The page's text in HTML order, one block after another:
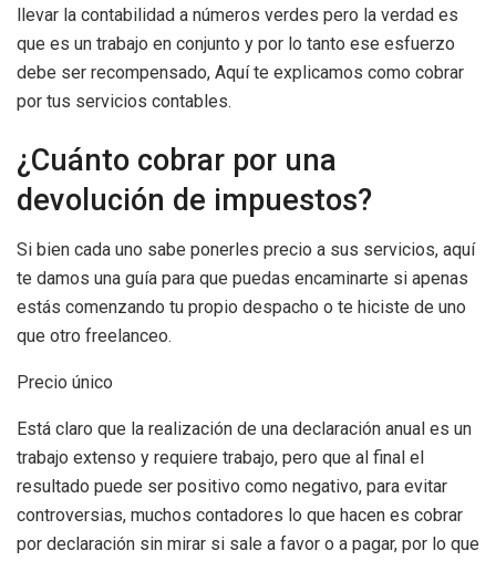
llevar la contabilidad a números verdes pero la verdad es
que es un trabajo en conjunto y por lo tanto ese esfuerzo
debe ser recompensado, Aquí te explicamos como cobrar
por tus servicios contables.
¿Cuánto cobrar por una
devolución de impuestos?
Si bien cada uno sabe ponerles precio a sus servicios, aquí
te damos una guía para que puedas encaminarte si apenas
estás comenzando tu propio despacho o te hiciste de uno
que otro freelanceo.
Precio único
Está claro que la realización de una declaración anual es un
trabajo extenso y requiere trabajo, pero que al final el
resultado puede ser positivo como negativo, para evitar
controversias, muchos contadores lo que hacen es cobrar
por declaración sin mirar si sale a favor o a pagar, por lo que